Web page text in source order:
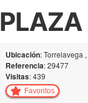
PLAZA
Ubicación: Torrelavega
Referencia: 29477
Visitas: 439
Favoritos